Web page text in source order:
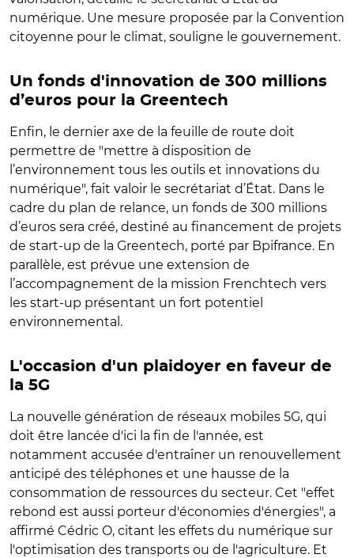
numérique. Une mesure proposée par la Convention
citoyenne pour le climat, souligne le gouvernement.
Un fonds d'innovation de 300 millions
d’euros pour la Greentech
Enfin, le dernier axe de la feuille de route doit
permettre de "mettre à disposition de
l’environnement tous les outils et innovations du
numérique", fait valoir le secrétariat d’État. Dans le
cadre du plan de relance, un fonds de 300 millions
d’euros sera créé, destiné au financement de projets
de start-up de la Greentech, porté par Bpifrance. En
parallèle, est prévue une extension de
l’accompagnement de la mission Frenchtech vers
les start-up présentant un fort potentiel
environnemental.
L'occasion d'un plaidoyer en faveur de
la 5G
La nouvelle génération de réseaux mobiles 5G, qui
doit être lancée d'ici la fin de l'année, est
notamment accusée d'entraîner un renouvellement
anticipé des téléphones et une hausse de la
consommation de ressources du secteur. Cet "effet
rebond est aussi porteur d'économies d'énergies", a
affirmé Cédric O, citant les effets du numérique sur
l'optimisation des transports ou de l'agriculture. Et